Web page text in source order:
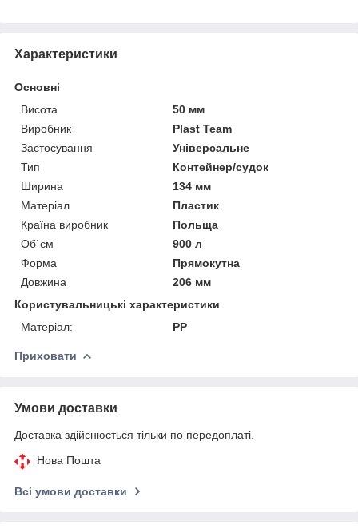
Характеристики
Основні
Висота
50 мм
Виробник
Plast Team
Застосування
Універсальне
Тип
Контейнер/судок
Ширина
134 мм
Матеріал
Пластик
Країна виробник
Польща
Об`єм
900 л
Форма
Прямокутна
Довжина
206 мм
Користувальницькі характеристики
Матеріал:
PP
Приховати
Умови доставки
Доставка здійснюється тільки по передоплаті.
Нова Пошта
Всі умови доставки